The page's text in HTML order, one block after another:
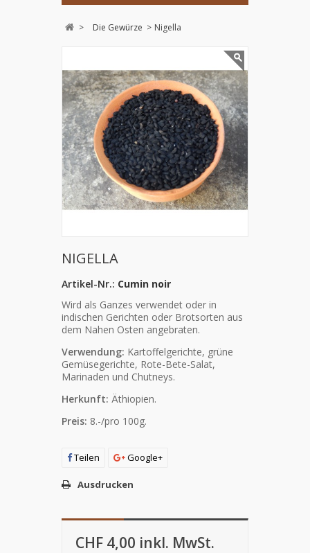
> Die Gewürze > Nigella
NIGELLA
Artikel-Nr.: Cumin noir
Wird als Ganzes verwendet oder in
indischen Gerichten oder Brotsorten aus
dem Nahen Osten angebraten.
Verwendung: Kartoffelgerichte, grüne
Gemüsegerichte, Rote-Bete-Salat,
Marinaden und Chutneys.
Herkunft: Äthiopien.
Preis: 8.-/pro 100g.
Teilen Google+
Ausdrucken
CHF 4,00 inkl. MwSt.